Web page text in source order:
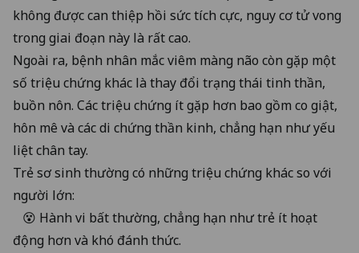
không được can thiệp hồi sức tích cực, nguy cơ tử vong
trong giai đoạn này là rất cao.
Ngoài ra, bệnh nhân mắc viêm màng não còn gặp một
số triệu chứng khác là thay đổi trạng thái tinh thần,
buồn nôn. Các triệu chứng ít gặp hơn bao gồm co giật,
hôn mê và các di chứng thần kinh, chẳng hạn như yếu
liệt chân tay.
Trẻ sơ sinh thường có những triệu chứng khác so với
người lớn:
😵 Hành vi bất thường, chẳng hạn như trẻ ít hoạt
động hơn và khó đánh thức.